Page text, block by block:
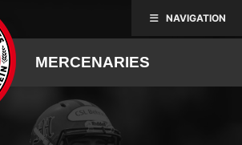
MERCENARIES
NAVIGATION